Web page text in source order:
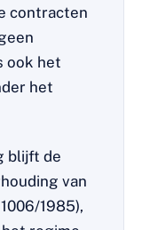
contracten
ook het
het
blijft de
van
1985),